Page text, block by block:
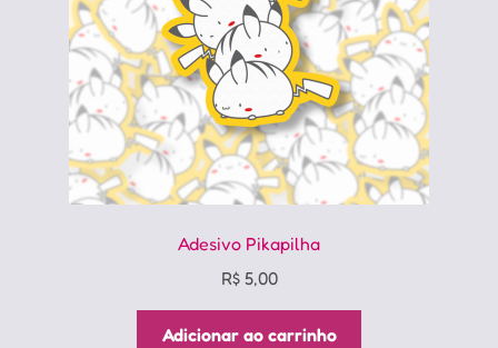
Adesivo Pikapilha
R$5,00
Adicionar ao carrinho